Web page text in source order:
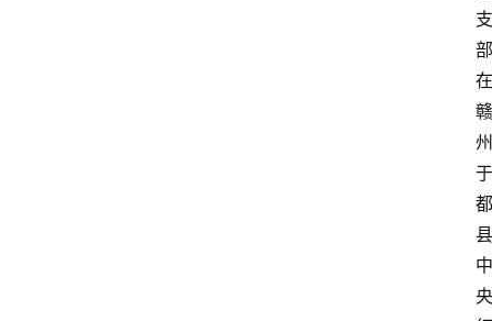
支
部
在
赣
州
于
都
县
中
央